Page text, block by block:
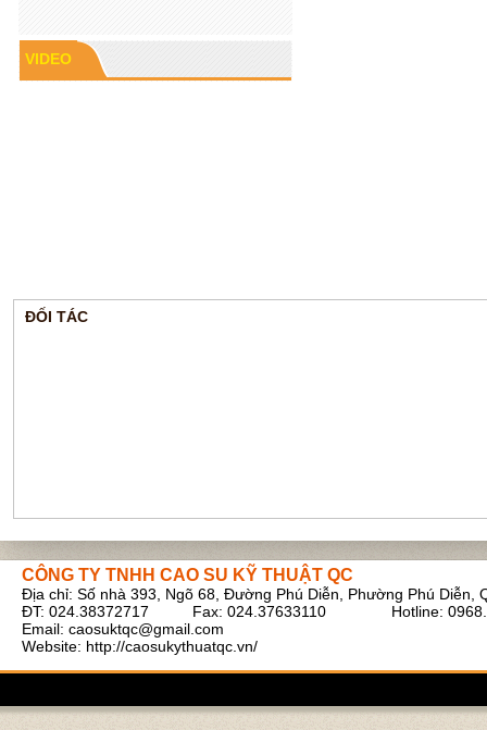
Ruột bình tích áp xe cẩu
VIDEO
ĐỐI TÁC
CÔNG TY TNHH CAO SU KỸ THUẬT QC
Địa chỉ: Số nhà 393, Ngõ 68, Đường Phú Diễn, Phường Phú Diễn,
ĐT: 024.38372717 Fax: 024.37633110 Hotline:
Email: caosuktqc@gmail.com
Website: http://caosukythuatqc.vn/